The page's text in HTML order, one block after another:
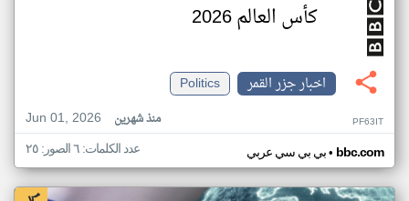
كأس العالم 2026
اخبار جزر القمر
Politics
Jun 01, 2026
منذ شهرين PF63IT
بي بي سي عربي• bbc.com عدد الكلمات: ٦ الصور: ٢٥